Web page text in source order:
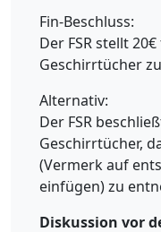
Fin-Beschluss:
Der FSR stellt
Geschirrtücher
Alternativ:
Der FSR
Geschirrtücher,
(Vermerk auf
einfügen) zu
Diskussion vor